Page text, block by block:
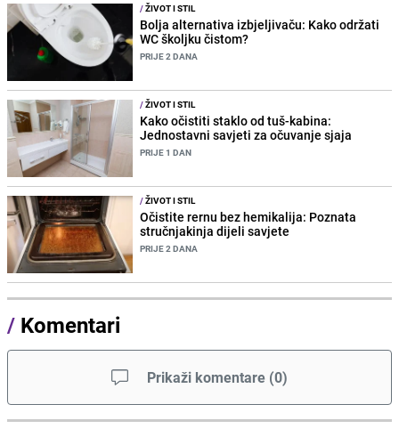
/ŽIVOT I STIL
Bolja alternativa izbjeljivaču: Kako održati
WC školjku čistom?
PRIJE 2 DANA
/ŽIVOT I STIL
Kako očistiti staklo od tuš-kabina:
Jednostavni savjeti za očuvanje sjaja
PRIJE 1 DAN
/ŽIVOT I STIL
Očistite rernu bez hemikalija: Poznata
stručnjakinja dijeli savjete
PRIJE 2 DANA
/ Komentari
Prikaži komentare (0)